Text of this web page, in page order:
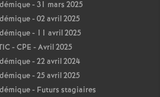
- 31 mars 2025
- 02 avril 2025
- 11 avril 2025
- CPE - Avril 2025
- 22 avril 2024
- 25 avril 2025
- Futurs stagiaires